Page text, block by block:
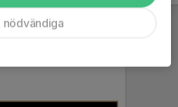
nödvändiga